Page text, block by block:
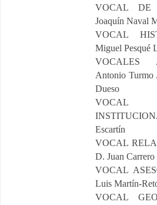
VOCAL DE
Joaquín Naval
VOCAL
Miguel Pesqué
VOCALES
Antonio
Dueso
VOCAL
Escartín
VOCAL
D. Juan Carrero
VOCAL
Luis Martín-
VOCAL